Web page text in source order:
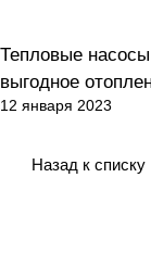
Тепловые насосы
Тепловые
выгодное
12 января 2023
Назад к списку